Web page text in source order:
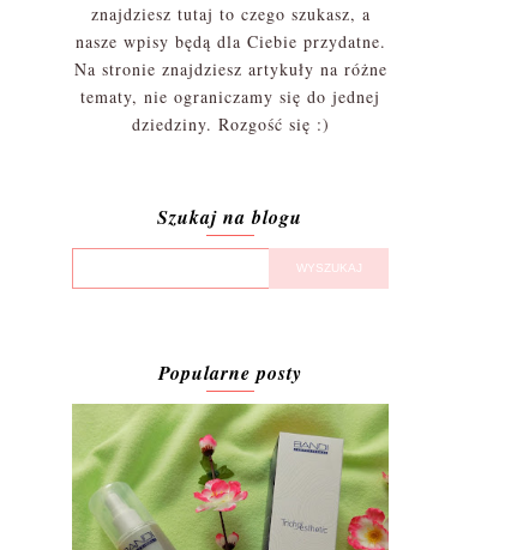
znajdziesz tutaj to czego szukasz, a
nasze wpisy będą dla Ciebie przydatne.
Na stronie znajdziesz artykuły na różne
tematy, nie ograniczamy się do jednej
dziedziny. Rozgość się :)
Szukaj na blogu
Popularne posty